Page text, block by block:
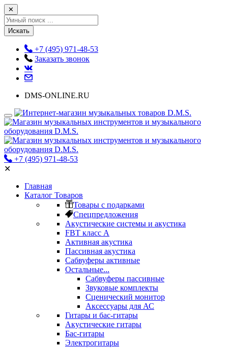
✕
Искать
+7 (495) 971-48-53
Заказать звонок
DMS-ONLINE.RU
+7 (495) 971-48-53
✕
Главная
Каталог Товаров
Товары с подарками
Спецпредложения
Акустические системы и акустика
FBT класс А
Активная акустика
Пассивная акустика
Сабвуферы активные
Остальные...
Сабвуферы пассивные
Звуковые комплекты
Сценический монитор
Аксессуары для АС
Гитары и бас-гитары
Акустические гитары
Бас-гитары
Электрогитары